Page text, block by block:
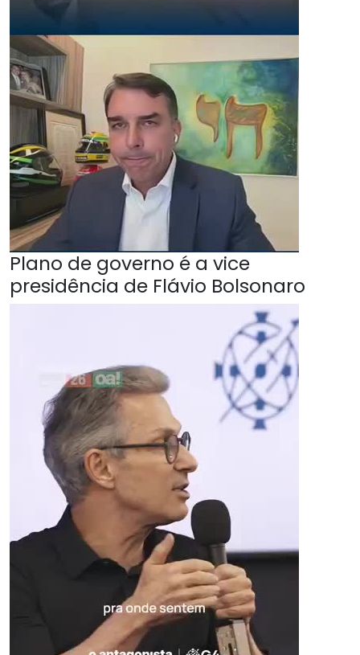
Plano de governo é a vice
presidência de Flávio Bolsonaro